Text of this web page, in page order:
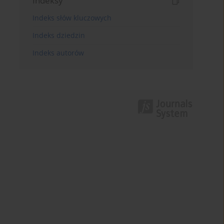
Indeks słów kluczowych
Indeks dziedzin
Indeks autorów